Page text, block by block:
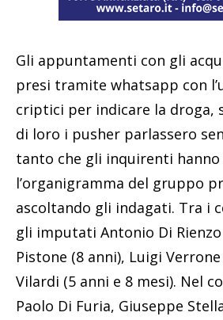
Gli appuntamenti con gli
presi tramite whatsapp con
criptici per indicare la droga,
di loro i pusher parlassero
tanto che gli inquirenti
l’organigramma del gruppo
ascoltando gli indagati. Tra i
gli imputati Antonio Di
Pistone (8 anni), Luigi
Vilardi (5 anni e 8 mesi). Nel
Paolo Di Furia, Giuseppe